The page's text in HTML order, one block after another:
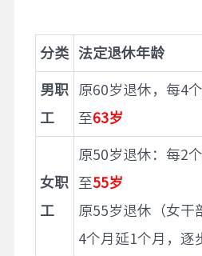
分类 法定退休年龄
男职
工
原60岁退休，每4
至63岁
女职
工
原50岁退休：每2
至55岁
原55岁退休（女干
4个月延1个月，逐